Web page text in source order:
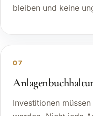
bleiben und keine
07
Investitionen